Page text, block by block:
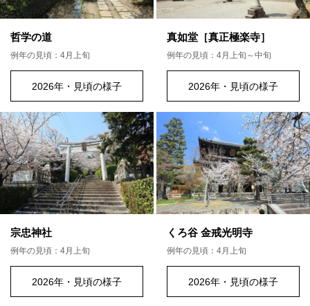
哲学の道
例年の見頃：4月上旬
2026年・見頃の様子
真如堂［真正極楽寺］
例年の見頃：4月上旬～中旬
2026年・見頃の様子
宗忠神社
例年の見頃：4月上旬
2026年・見頃の様子
くろ谷 金戒光明寺
例年の見頃：4月上旬
2026年・見頃の様子